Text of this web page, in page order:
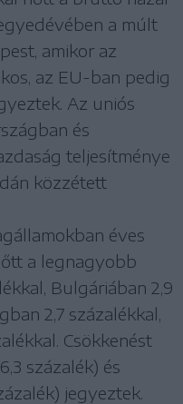
a múlt
amikor az
az EU-ban pedig
Az uniós
és
teljesítménye
közzétett
éves
a legnagyobb
Bulgáriában 2,9
2,7 százalékkal,
Csökkenést
százalék) és
jegyeztek.